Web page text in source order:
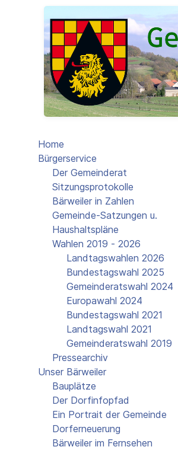
Home
Bürgerservice
Der Gemeinderat
Sitzungsprotokolle
Bärweiler in Zahlen
Gemeinde-Satzungen u.
Haushaltspläne
Wahlen 2019 - 2026
Landtagswahlen 2026
Bundestagswahl 2025
Gemeinderatswahl 2024
Europawahl 2024
Bundestagswahl 2021
Landtagswahl 2021
Gemeinderatswahl 2019
Pressearchiv
Unser Bärweiler
Bauplätze
Der Dorfinfopfad
Ein Portrait der Gemeinde
Dorferneuerung
Bärweiler im Fernsehen